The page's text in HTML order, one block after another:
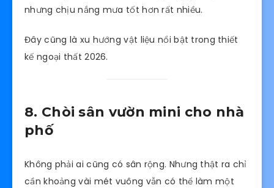
nhưng chịu nắng mưa tốt hơn rất nhiều.
Đây cũng là xu hướng vật liệu nổi bật trong thiết
kế ngoại thất 2026.
8. Chòi sân vườn mini cho nhà
phố
Không phải ai cũng có sân rộng. Nhưng thật ra chỉ
cần khoảng vài mét vuông vẫn có thể làm một